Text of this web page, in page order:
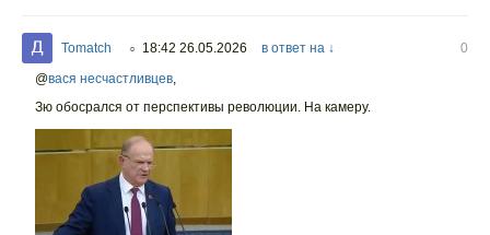
Tomatch ○ 18:42 26.05.2026 в ответ на ↓
0
@вася несчастливцев
Зю обосрался от перспективы революции. На камеру.